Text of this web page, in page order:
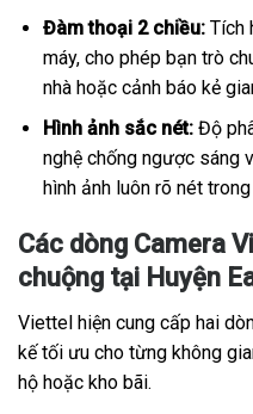
Đàm thoại 2 chiều:Tích
máy, cho phép bạn trò
nhà hoặc cảnh báo kẻ
Hình ảnh sắc nét:Độ
nghệ chống ngược sáng
hình ảnh luôn rõ nét
Các dòng Camera
chuộng tại Huyện
Viettel hiện cung cấp hai
kế tối ưu cho từng không
hộ hoặc kho bãi.